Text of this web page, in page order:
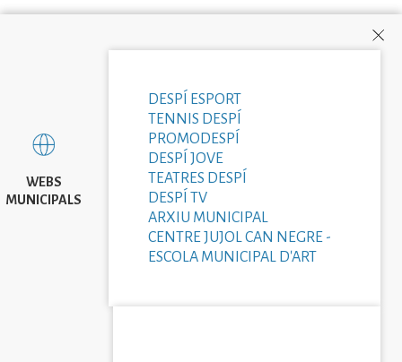
WEBS
MUNICIPALS
DESPÍ ESPORT
TENNIS DESPÍ
PROMODESPÍ
DESPÍ JOVE
TEATRES DESPÍ
DESPÍ TV
ARXIU MUNICIPAL
CENTRE JUJOL CAN NEGRE -
ESCOLA MUNICIPAL D'ART